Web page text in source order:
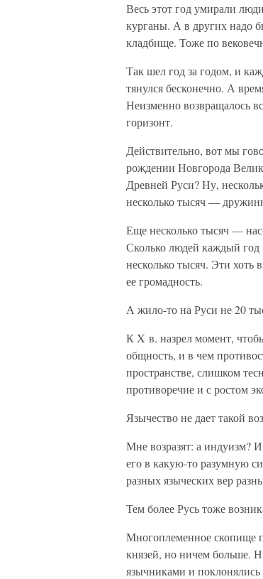
Весь этот год умирали
курганы. А в других надо
кладбище. Тоже по
Так шел год за годом, и
тянулся бесконечно. А
Неизменно возвращалось
горизонт.
Действительно, вот мы
рождении Новгорода
Древней Руси? Ну,
несколько тысяч —
Еще несколько тысяч —
Сколько людей каждый год
несколько тысяч. Эти хоть
ее громадность.
А жило-то на Руси не 20
К X в. назрел момент,
общность, и в чем
пространстве, слишком
противоречие и с ростом
Язычество не дает такой
Мне возразят: а индуизм?
его в какую-то разумную
разных языческих вер
Тем более Русь тоже
Многоплеменное скопище
князей, но ничем больше.
язычниками и